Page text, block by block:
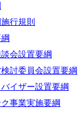
行規則
会設置要綱
討委員会設置要綱
イザー設置要綱
事業実施要綱